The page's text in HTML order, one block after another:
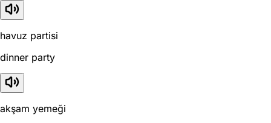
havuz partisi
dinner party
akşam yemeği